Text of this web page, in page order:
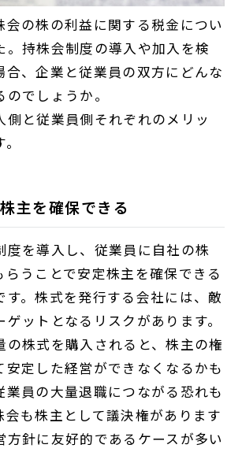
会の株の利益に関する税金につい
。持株会制度の導入や加入を検
合、企業と従業員の双方にどんな
でしょうか。
側と従業員側それぞれのメリッ
主を確保できる
度を導入し、従業員に自社の株
らうことで安定株主を確保できる
す。株式を発行する会社には、敵
ットとなるリスクがあります。
の株式を購入されると、株主の権
安定した経営ができなくなるかも
業員の大量退職につながる恐れも
会も株主として議決権があります
方針に友好的であるケースが多い